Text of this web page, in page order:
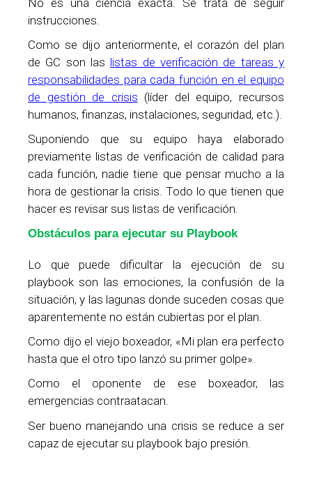
instrucciones.
Como se dijo anteriormente, el corazón del plan
de GC son las listas de verificación de tareas y
responsabilidades para cada función en el equipo
de gestión de crisis (líder del equipo, recursos
humanos, finanzas, instalaciones, seguridad, etc.).
Suponiendo que su equipo haya elaborado
previamente listas de verificación de calidad para
cada función, nadie tiene que pensar mucho a la
hora de gestionar la crisis. Todo lo que tienen que
hacer es revisar sus listas de verificación.
Obstáculos para ejecutar su Playbook
Lo que puede dificultar la ejecución de su
playbook son las emociones, la confusión de la
situación, y las lagunas donde suceden cosas que
aparentemente no están cubiertas por el plan.
Como dijo el viejo boxeador, «Mi plan era perfecto
hasta que el otro tipo lanzó su primer golpe».
Como el oponente de ese boxeador, las
emergencias contraatacan.
Ser bueno manejando una crisis se reduce a ser
capaz de ejecutar su playbook bajo presión.